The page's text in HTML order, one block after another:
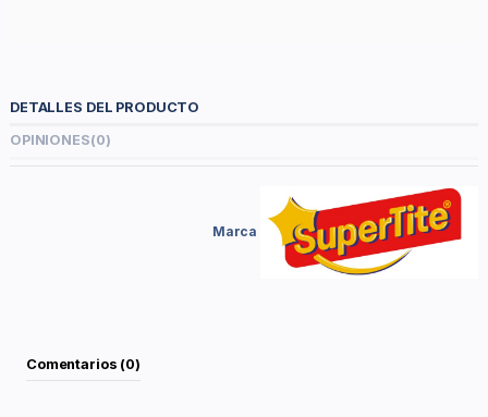
DETALLES DEL PRODUCTO
OPINIONES(0)
Marca
Comentarios (0)